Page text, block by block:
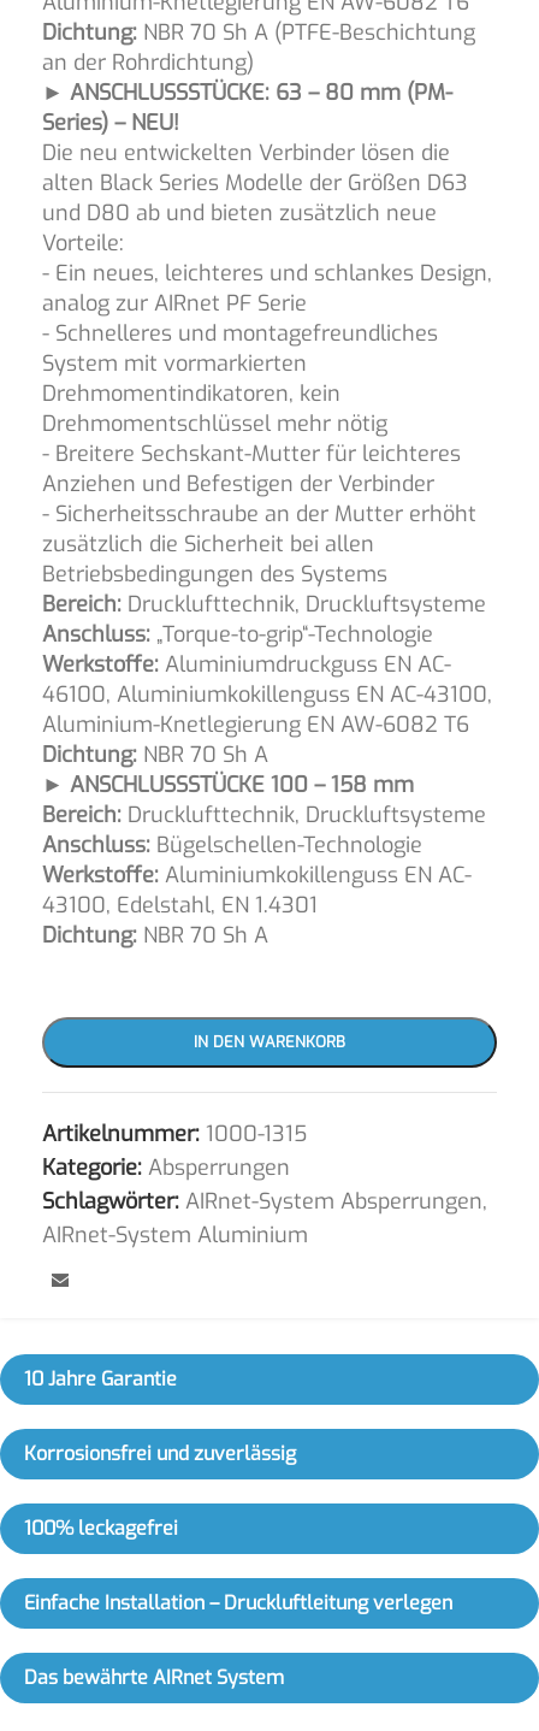
Dichtung: NBR 70 Sh A (PTFE-Beschichtung
an der Rohrdichtung)
► ANSCHLUSSSTÜCKE: 63 – 80 mm (PM-
Series) – NEU!
Die neu entwickelten Verbinder lösen die
alten Black Series Modelle der Größen D63
und D80 ab und bieten zusätzlich neue
Vorteile:
- Ein neues, leichteres und schlankes Design,
analog zur AIRnet PF Serie
- Schnelleres und montagefreundliches
System mit vormarkierten
Drehmomentindikatoren, kein
Drehmomentschlüssel mehr nötig
- Breitere Sechskant-Mutter für leichteres
Anziehen und Befestigen der Verbinder
- Sicherheitsschraube an der Mutter erhöht
zusätzlich die Sicherheit bei allen
Betriebsbedingungen des Systems
Bereich: Drucklufttechnik, Druckluftsysteme
Anschluss: „Torque-to-grip“-Technologie
Werkstoffe: Aluminiumdruckguss EN AC-
46100, Aluminiumkokillenguss EN AC-43100,
Aluminium-Knetlegierung EN AW-6082 T6
Dichtung: NBR 70 Sh A
► ANSCHLUSSSTÜCKE 100 – 158 mm
Bereich: Drucklufttechnik, Druckluftsysteme
Anschluss: Bügelschellen-Technologie
Werkstoffe: Aluminiumkokillenguss EN AC-
43100, Edelstahl, EN 1.4301
Dichtung: NBR 70 Sh A
IN DEN WARENKORB
Artikelnummer: 1000-1315
Kategorie: Absperrungen
Schlagwörter: AIRnet-System Absperrungen,
AIRnet-System Aluminium
10 Jahre Garantie
Korrosionsfrei und zuverlässig
100% leckagefrei
Einfache Installation – Druckluftleitung verlegen
Das bewährte AIRnet System